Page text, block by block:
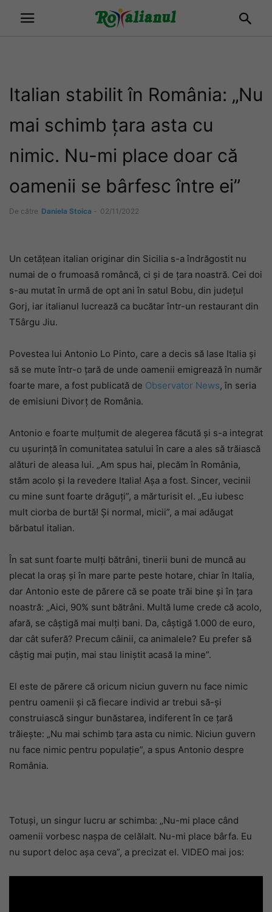
Italian stabilit în România: „Nu
mai schimb țara asta cu
nimic. Nu-mi place doar că
oamenii se bârfesc între ei”
De către Daniela Stoica - 02/11/2022
Un cetățean italian originar din Sicilia s-a îndrăgostit nu
numai de o frumoasă româncă, ci și de țara noastră. Cei doi
s-au mutat în urmă de opt ani în satul Bobu, din județul
Gorj, iar italianul lucrează ca bucătar într-un restaurant din
T5ârgu Jiu.
Povestea lui Antonio Lo Pinto, care a decis să lase Italia și
să se mute într-o țară de unde oamenii emigrează în număr
foarte mare, a fost publicată de Observator News, în seria
de emisiuni Divorț de România.
Antonio e foarte mulțumit de alegerea făcută și s-a integrat
cu ușurință în comunitatea satului în care a ales să trăiască
alături de aleasa lui. „Am spus hai, plecăm în România,
stăm acolo şi la revedere Italia! Aşa a fost. Sincer, vecinii
cu mine sunt foarte drăguţi”, a mărturisit el. „Eu iubesc
mult ciorba de burtă! Şi normal, micii”, a mai adăugat
bărbatul italian.
În sat sunt foarte mulți bătrâni, tinerii buni de muncă au
plecat la oraș și în mare parte peste hotare, chiar în Italia,
dar Antonio este de părere că se poate trăi bine și în țara
noastră: „Aici, 90% sunt bătrâni. Multă lume crede că acolo,
afară, se câştigă mai mulţi bani. Da, câştigă 1.000 de euro,
dar cât suferă? Precum câinii, ca animalele? Eu prefer să
câştig mai puţin, mai stau liniştit acasă la mine”.
El este de părere că oricum niciun guvern nu face nimic
pentru oamenii și că fiecare individ ar trebui să-și
construiască singur bunăstarea, indiferent în ce țară
trăiește: „Nu mai schimb ţara asta cu nimic. Niciun guvern
nu face nimic pentru populaţie”, a spus Antonio despre
România.
Totuși, un singur lucru ar schimba: „Nu-mi place când
oamenii vorbesc naşpa de celălalt. Nu-mi place bârfa. Eu
nu suport deloc aşa ceva”, a precizat el. VIDEO mai jos: